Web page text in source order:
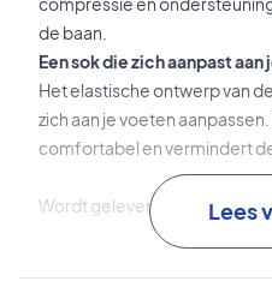
de baan.
Een sok die zich aanpast
Het elastische ontwerp van
zich aan je voeten
comfortabel en vermindert
Wordt geleverd in een 3-
Lees